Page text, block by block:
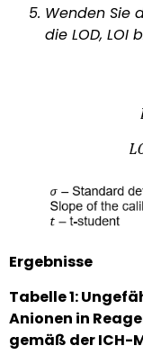
Wenden Sie
die LOD, LOI
Ergebnisse
Tabelle 1:
Anionen in
gemäß der ICH-